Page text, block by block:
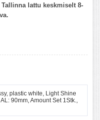
lattu keskmiselt 8-
plastic white, Light Shine
90mm, Amount Set 1Stk.,